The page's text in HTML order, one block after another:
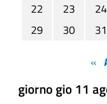
22
23 24
29
30
31
«
giorno gio 11